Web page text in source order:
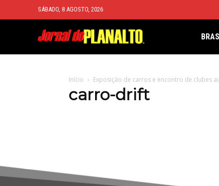
SÁBADO, 8 AGOSTO, 2026
Início Exposição de carros e encontro de clubes
carro-drift